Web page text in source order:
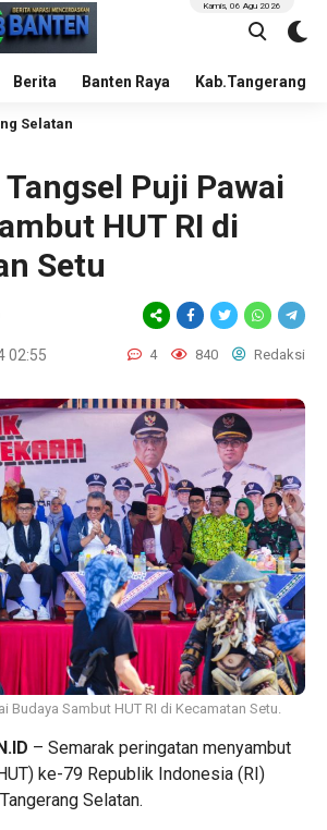
Berita Banten Raya Kab.Tangerang
Kamis, 06 Agu 2026
Selatan
Puji Pawai
HUT RI di
Setu
02:55 4 840 Redaksi
Budaya Sambut HUT RI di Kecamatan Setu.
– Semarak peringatan menyambut
ke-79 Republik Indonesia (RI)
Selatan.